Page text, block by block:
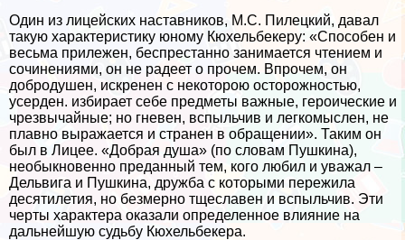
Один из лицейских наставников, М.С. Пилецкий, давал
такую хаpaктеристику юному Кюхельбекеру: «Способен и
весьма прилежен, беспрестанно занимается чтением и
сочинениями, он не радеет о прочем. Впрочем, он
добродушен, искренен с некоторою осторожностью,
усерден. избирает себе предметы важные, героические и
чрезвычайные; но гневен, вспыльчив и легкомыслен, не
плавно выражается и странен в обращении». Таким он
был в Лицее. «Добрая душа» (по словам Пушкина),
необыкновенно преданный тем, кого любил и уважал –
Дельвига и Пушкина, дружба с которыми пережила
десятилетия, но безмерно тщеславен и вспыльчив. Эти
черты хаpaктера оказали определенное влияние на
дальнейшую судьбу Кюхельбекера.